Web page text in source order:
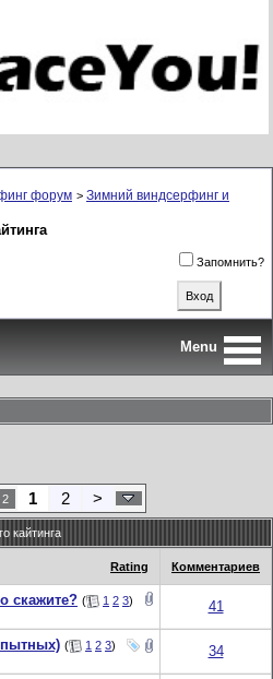
форум > Зимний виндсерфинг и
Запомнить?
Menu
1 2 >
кайтинга
Rating Комментариев
скажите? ( 1 2 3)
41
( 1 2 3)
34